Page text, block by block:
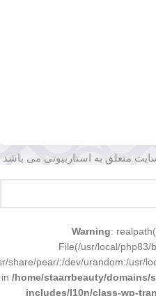
متعلق به استاربیوتی می باشد
Warning:
File(/usr/local/php83/
share/pear/:/dev/urandom:/usr/
in /home/staarrbeauty/domains/
includes/l10n/class-wp-